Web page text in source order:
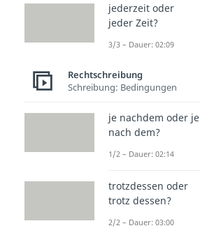
jederzeit oder
jeder Zeit?
3/3 – Dauer: 02:09
Rechtschreibung
Schreibung: Bedingungen
je nachdem oder je
nach dem?
1/2 – Dauer: 02:14
trotzdessen oder
trotz dessen?
2/2 – Dauer: 03:00